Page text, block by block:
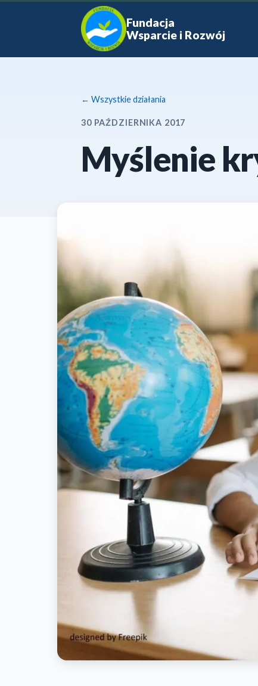
Fundacja
Wsparcie i Rozwój
← Wszystkie działania
30 PAŹDZIERNIKA 2017
Myślenie